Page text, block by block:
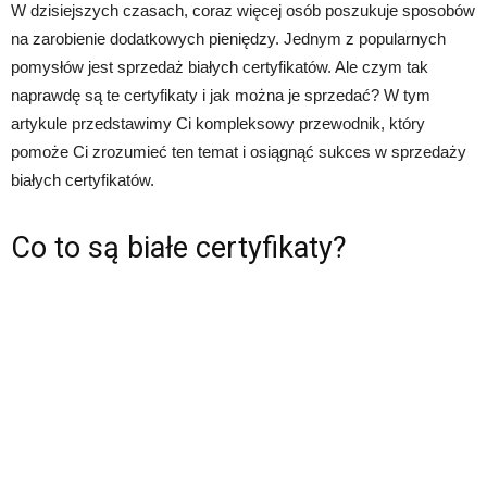
W dzisiejszych czasach, coraz więcej osób poszukuje sposobów
na zarobienie dodatkowych pieniędzy. Jednym z popularnych
pomysłów jest sprzedaż białych certyfikatów. Ale czym tak
naprawdę są te certyfikaty i jak można je sprzedać? W tym
artykule przedstawimy Ci kompleksowy przewodnik, który
pomoże Ci zrozumieć ten temat i osiągnąć sukces w sprzedaży
białych certyfikatów.
Co to są białe certyfikaty?